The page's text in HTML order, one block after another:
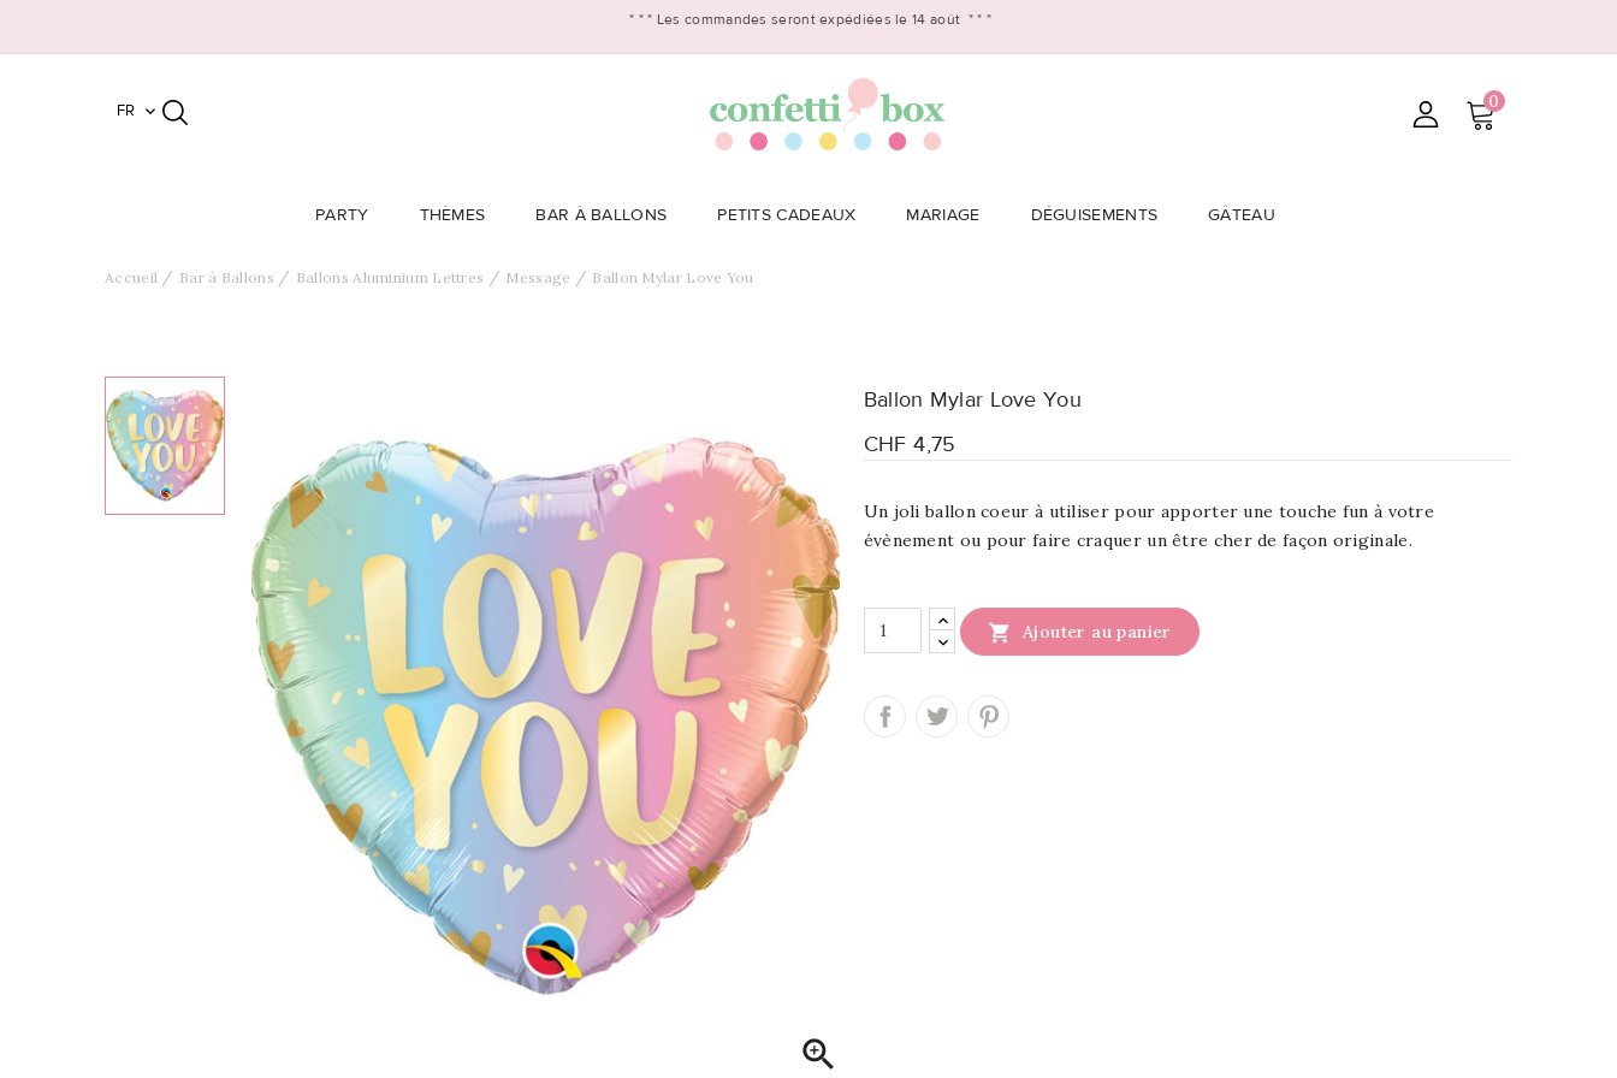
* * * Les commandes seront expédiées le 14 août * * *
FR  0
PARTY THÈMES BAR À BALLONS PETITS CADEAUX MARIAGE DÉGUISEMENTS GÂTEAU
Accueil Bar à Ballons Ballons Aluminium Lettres Message Ballon Mylar Love You

Ballon Mylar Love You
CHF 4,75
Un joliballon coeur à utiliser pour apporter une touche fun à votre
évènement ou pour faire craquer un être cher de façon originale.
 Ajouter au panier